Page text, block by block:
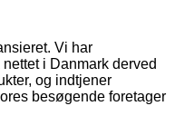
Vi har
i Danmark derved
og indtjener
besøgende foretager